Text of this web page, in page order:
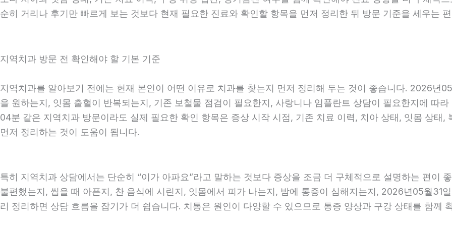
순히 거리나 후기만 빠르게 보는 것보다 현재 필요한 진료와 확인할 항목을 먼저 정리한 뒤 방문 기준을 세우는
지역치과 방문 전 확인해야 할 기본 기준
지역치과를 알아보기 전에는 현재 본인이 어떤 이유로 치과를 찾는지 먼저 정리해 두는 것이 좋습니다. 2026년
을 원하는지, 잇몸 출혈이 반복되는지, 기존 보철물 점검이 필요한지, 사랑니나 임플란트 상담이 필요한지에 따
04분 같은 지역치과 방문이라도 실제 필요한 확인 항목은 증상 시작 시점, 기존 치료 이력, 치아 상태, 잇몸 상태
먼저 정리하는 것이 도움이 됩니다.
특히 지역치과 상담에서는 단순히 “이가 아파요”라고 말하는 것보다 증상을 조금 더 구체적으로 설명하는 편이
불편했는지, 씹을 때 아픈지, 찬 음식에 시린지, 잇몸에서 피가 나는지, 밤에 통증이 심해지는지, 2026년05월31
리 정리하면 상담 흐름을 잡기가 더 쉽습니다. 치통은 원인이 다양할 수 있으므로 통증 양상과 구강 상태를 함께